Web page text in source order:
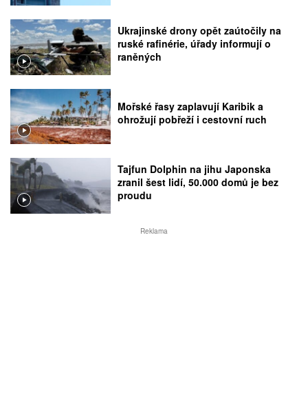
Ukrajinské drony opět zaútočily na
ruské rafinérie, úřady informují o
raněných
Mořské řasy zaplavují Karibik a
ohrožují pobřeží i cestovní ruch
Tajfun Dolphin na jihu Japonska
zranil šest lidí, 50.000 domů je bez
proudu
Reklama